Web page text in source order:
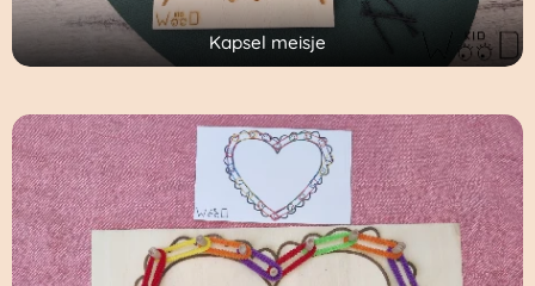
Kapsel meisje